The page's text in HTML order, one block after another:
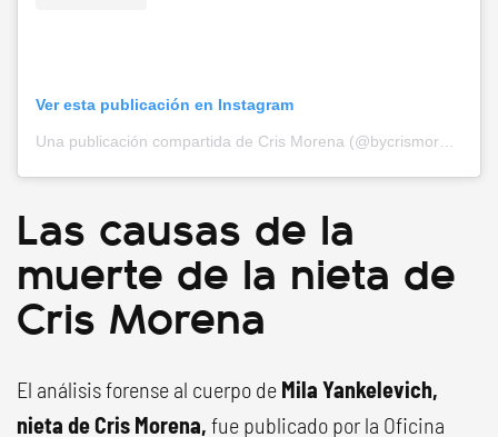
Ver esta publicación en Instagram
Las causas de la
muerte de la nieta de
Cris Morena
El análisis forense al cuerpo de Mila Yankelevich,
nieta de Cris Morena, fue publicado por la Oficina